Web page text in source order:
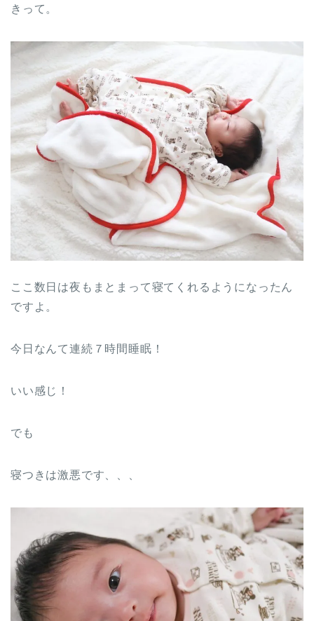
きって。
ここ数日は夜もまとまって寝てくれるようになったん
ですよ。
今日なんて連続７時間睡眠！
いい感じ！
でも
寝つきは激悪です、、、